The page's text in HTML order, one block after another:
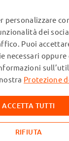
SPEDIZIONE
e sono esclusi i
che tutti i
esclusivamente per
prodotti.
personalizzare
dei
Puoi
necessari
Protezione
ACCETTA TUTTI
RIFIUTA